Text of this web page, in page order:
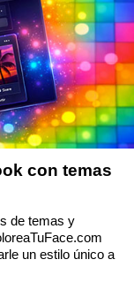
con temas
de temas y
un estilo único a